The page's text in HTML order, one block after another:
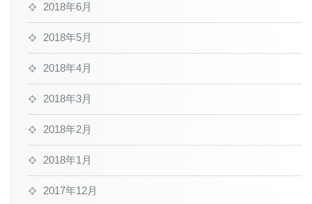
2018年6月
2018年5月
2018年4月
2018年3月
2018年2月
2018年1月
2017年12月